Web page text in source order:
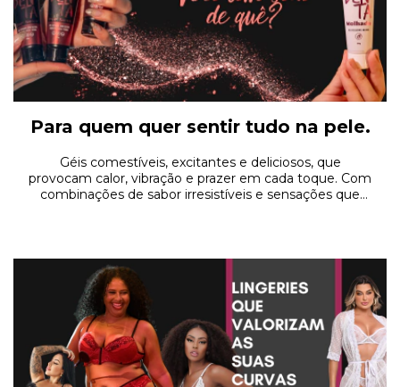
Para quem quer sentir tudo na pele.
Géis comestíveis, excitantes e deliciosos, que
provocam calor, vibração e prazer em cada toque. Com
combinações de sabor irresistíveis e sensações que
quem quer brincar, provocar e se entregar ao prazer